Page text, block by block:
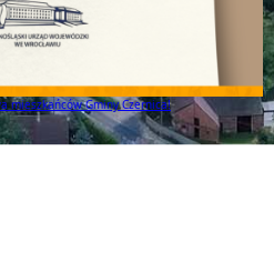
na działania dla seniorów!